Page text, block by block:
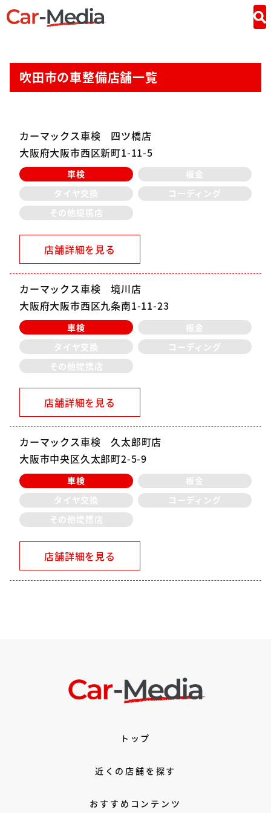
吹田市の車整備店舗一覧
カーマックス車検 四ツ橋店
大阪府大阪市西区新町1-11-5
車検
板金
タイヤ交換
コーディング
その他提携店
店舗詳細を見る
カーマックス車検 境川店
大阪府大阪市西区九条南1-11-23
車検
板金
タイヤ交換
コーディング
その他提携店
店舗詳細を見る
カーマックス車検 久太郎町店
大阪市中央区久太郎町2-5-9
車検
板金
タイヤ交換
コーディング
その他提携店
店舗詳細を見る
トップ
近くの店舗を探す
おすすめコンテンツ